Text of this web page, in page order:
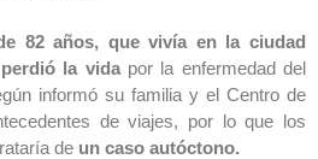
82 años, que vivía en la ciudad
la vidapor la enfermedad del
informó su familia y el Centro de
de viajes, por lo que los
de un caso autóctono.